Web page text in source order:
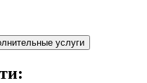
услуги